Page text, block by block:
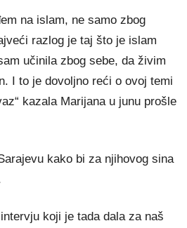
na islam, ne samo zbog
razlog je taj što je islam
učinila zbog sebe, da živim
I to je dovoljno reći o ovoj temi
kazala Marijana u junu prošle
kako bi za njihovog sina
koji je tada dala za naš